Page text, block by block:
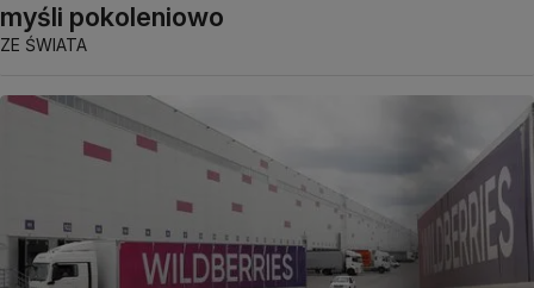
myśli pokoleniowo
ZE ŚWIATA